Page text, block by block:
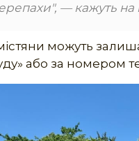
— кажуть на
можуть
або за номером